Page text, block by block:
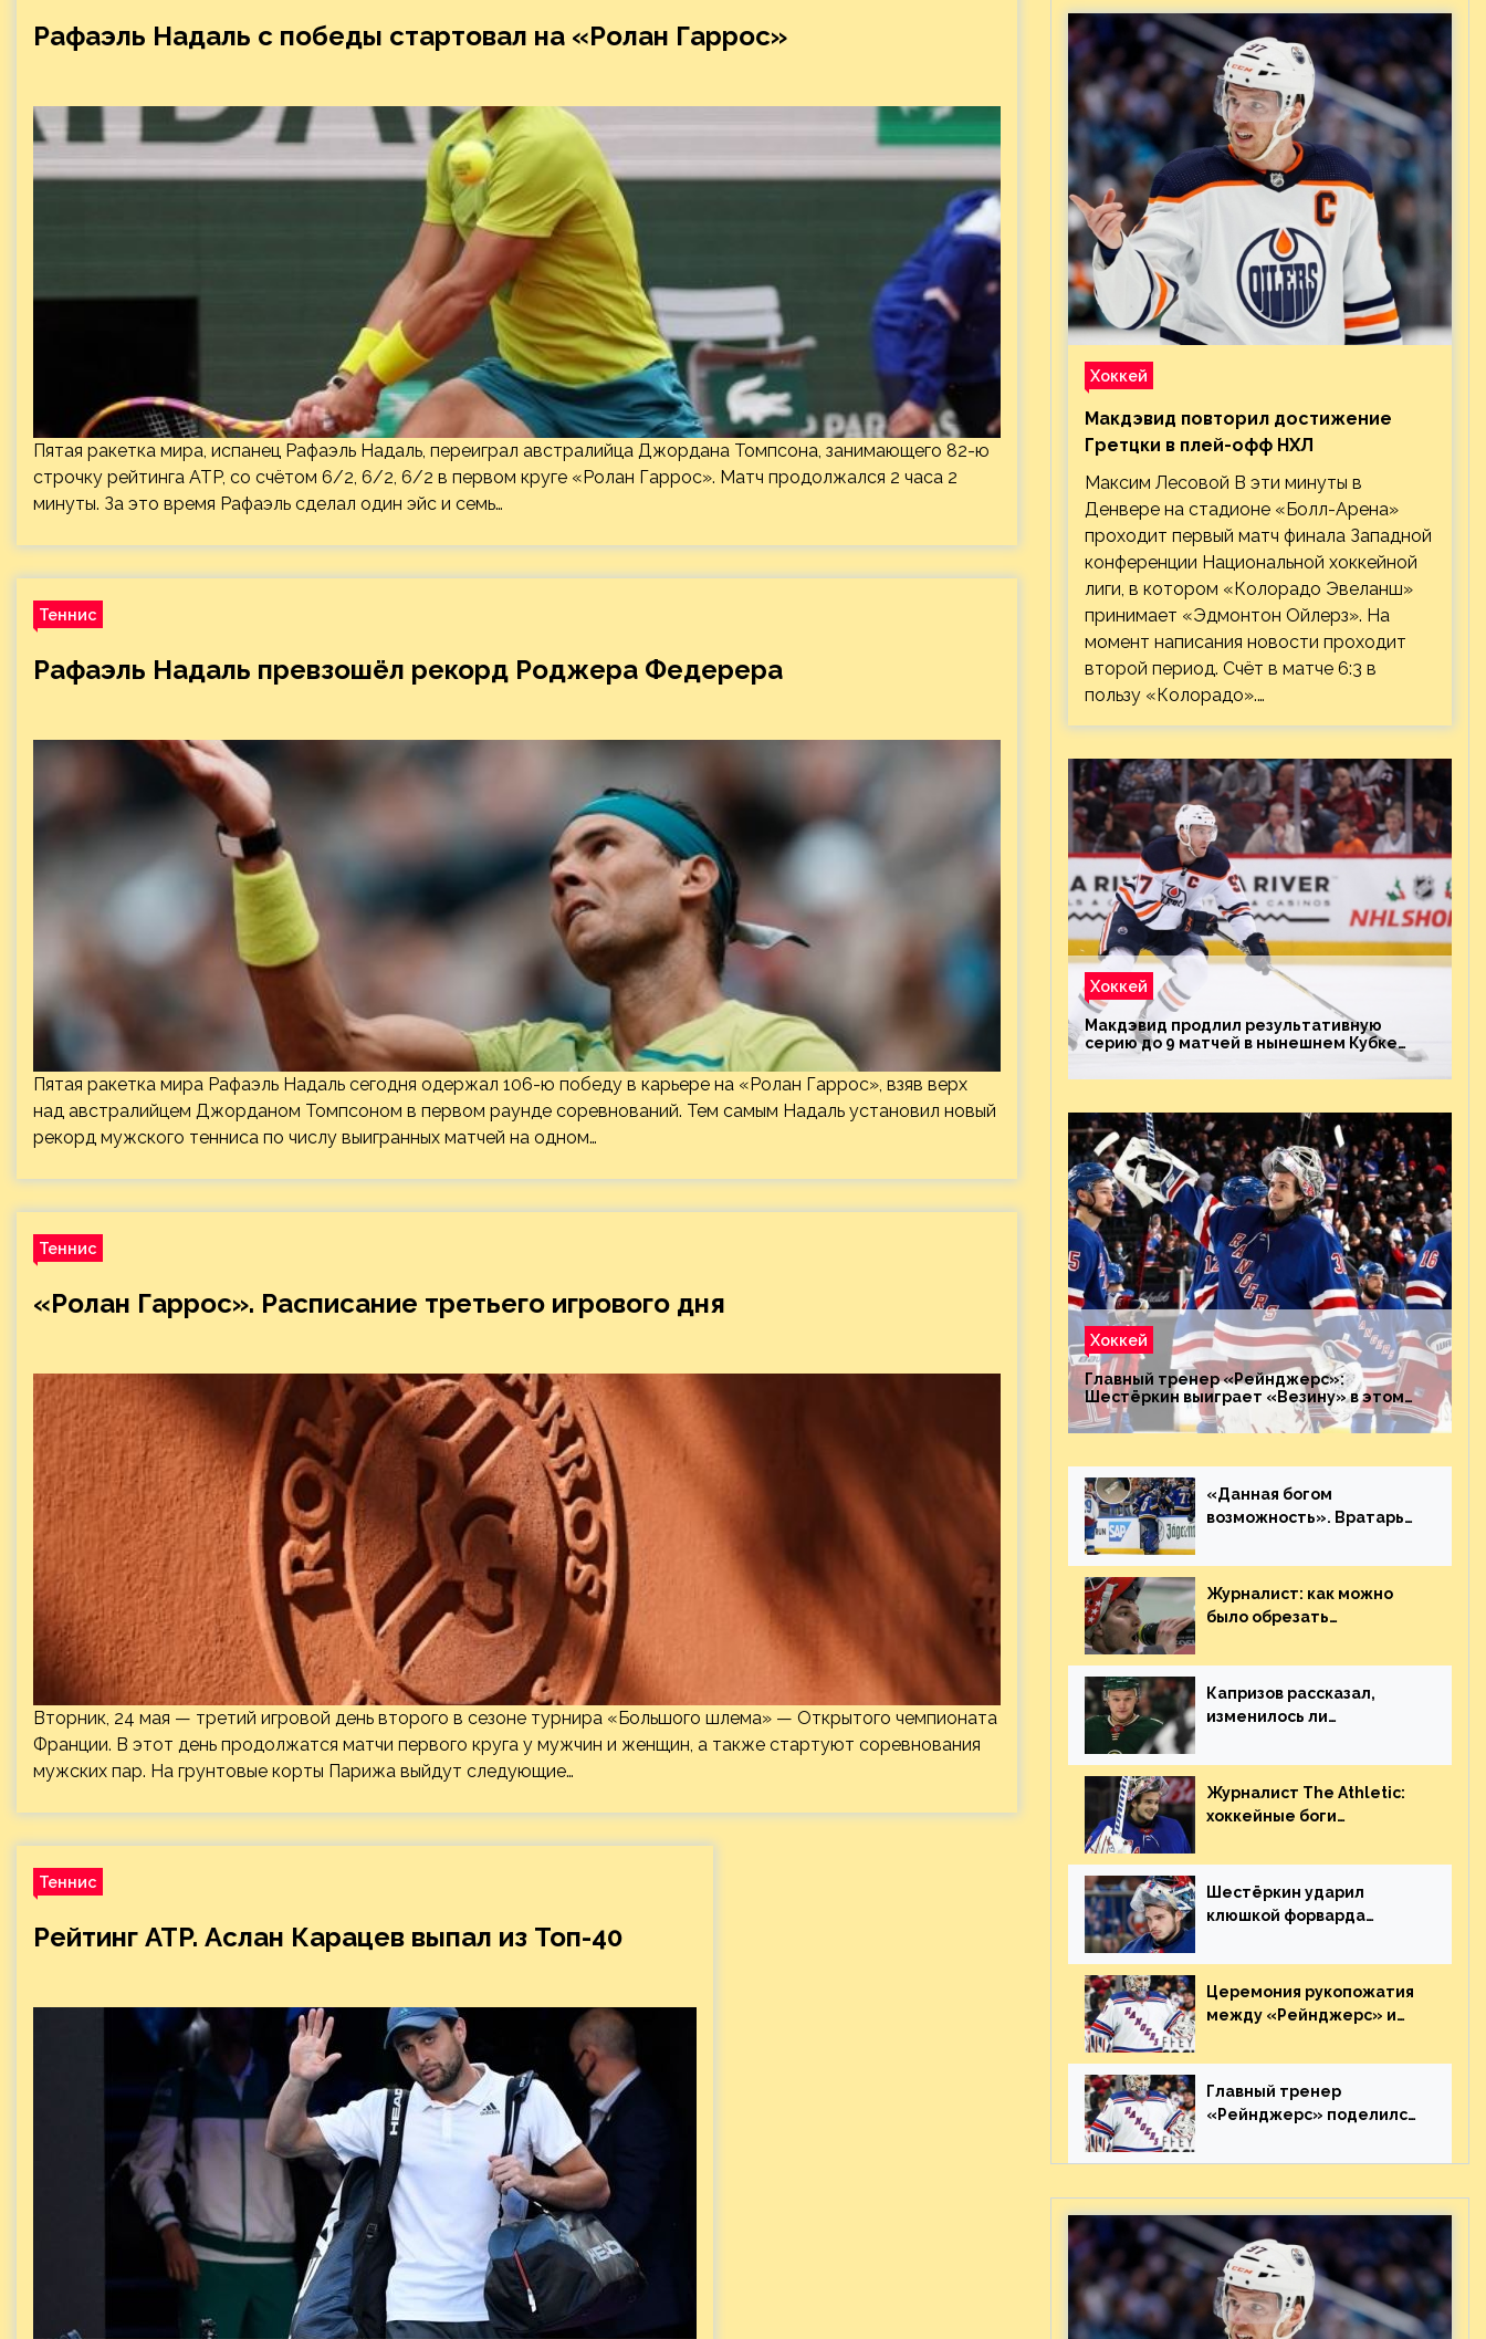
Рафаэль Надаль с победы стартовал на «Ролан Гаррос»
Пятая ракетка мира, испанец Рафаэль Надаль, переиграл австралийца Джордана Томпсона, занимающего 82-ю
строчку рейтинга ATP, со счётом 6/2, 6/2, 6/2 в первом круге «Ролан Гаррос». Матч продолжался 2 часа 2
минуты. За это время Рафаэль сделал один эйс и семь…
Теннис
Рафаэль Надаль превзошёл рекорд Роджера Федерера
Пятая ракетка мира Рафаэль Надаль сегодня одержал 106-ю победу в карьере на «Ролан Гаррос», взяв верх
над австралийцем Джорданом Томпсоном в первом раунде соревнований. Тем самым Надаль установил новый
рекорд мужского тенниса по числу выигранных матчей на одном…
Теннис
«Ролан Гаррос». Расписание третьего игрового дня
Вторник, 24 мая — третий игровой день второго в сезоне турнира «Большого шлема» — Открытого чемпионата
Франции. В этот день продолжатся матчи первого круга у мужчин и женщин, а также стартуют соревнования
мужских пар. На грунтовые корты Парижа выйдут следующие…
Теннис
Рейтинг ATP. Аслан Карацев выпал из Топ-40
Хоккей
Макдэвид повторил достижение
Гретцки в плей-офф НХЛ
Максим Лесовой В эти минуты в
Денвере на стадионе «Болл-Арена»
проходит первый матч финала Западной
конференции Национальной хоккейной
лиги, в котором «Колорадо Эвеланш»
принимает «Эдмонтон Ойлерз». На
момент написания новости проходит
второй период. Счёт в матче 6:3 в
пользу «Колорадо».…
Хоккей
Макдэвид продлил результативную
серию до 9 матчей в нынешнем Кубке
Хоккей
Главный тренер «Рейнджерс»:
Шестёркин выиграет «Везину» в этом
году. Он невероятен
«Данная богом
возможность». Вратарь
о броске бутылкой в
Кадри
Журналист: как можно
было обрезать
Деанджело? Плохая
работа, ESPN
Капризов рассказал,
изменилось ли
из-за ситуации на
Украине
Журналист The Athletic:
хоккейные боги
стабильно великолепную
игру
Шестёркин ударил
клюшкой форварда
игравшего на пятаке.
Видео
Церемония рукопожатия
между «Рейнджерс» и
матча плей-офф. Видео
Главный тренер
«Рейнджерс» поделился
предстоящего финала